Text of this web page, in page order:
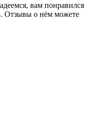
вам понравился
Отзывы о нём можете